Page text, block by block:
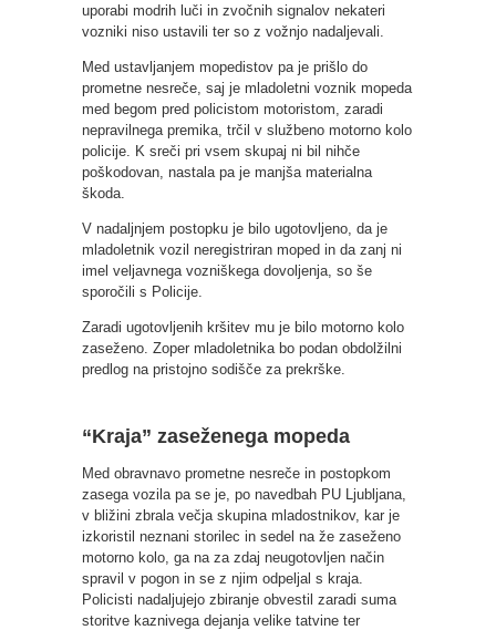
uporabi modrih luči in zvočnih signalov nekateri
vozniki niso ustavili ter so z vožnjo nadaljevali.
Med ustavljanjem mopedistov pa je prišlo do
prometne nesreče, saj je mladoletni voznik mopeda
med begom pred policistom motoristom, zaradi
nepravilnega premika, trčil v službeno motorno kolo
policije. K sreči pri vsem skupaj ni bil nihče
poškodovan, nastala pa je manjša materialna
škoda.
V nadaljnjem postopku je bilo ugotovljeno, da je
mladoletnik vozil neregistriran moped in da zanj ni
imel veljavnega vozniškega dovoljenja, so še
sporočili s Policije.
Zaradi ugotovljenih kršitev mu je bilo motorno kolo
zaseženo. Zoper mladoletnika bo podan obdolžilni
predlog na pristojno sodišče za prekrške.
“Kraja” zaseženega mopeda
Med obravnavo prometne nesreče in postopkom
zasega vozila pa se je, po navedbah PU Ljubljana,
v bližini zbrala večja skupina mladostnikov, kar je
izkoristil neznani storilec in sedel na že zaseženo
motorno kolo, ga na za zdaj neugotovljen način
spravil v pogon in se z njim odpeljal s kraja.
Policisti nadaljujejo zbiranje obvestil zaradi suma
storitve kaznivega dejanja velike tatvine ter